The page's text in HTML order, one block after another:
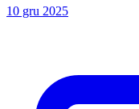
10 gru 2025